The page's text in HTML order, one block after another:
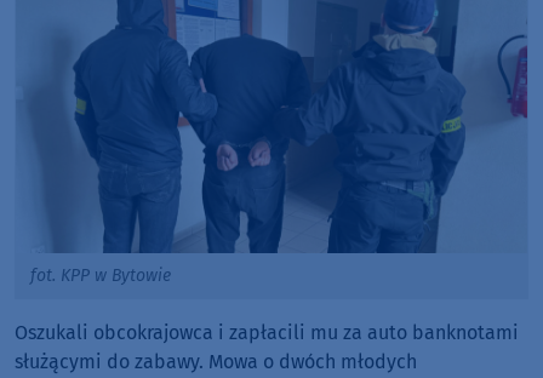
fot. KPP w Bytowie
Oszukali obcokrajowca i zapłacili mu za auto banknotami
służącymi do zabawy. Mowa o dwóch młodych